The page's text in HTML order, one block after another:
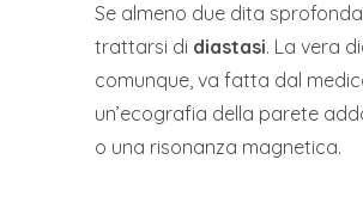
Se almeno due dita
trattarsi di diastasi. La vera
comunque, va fatta dal
un’ecografia della parete
o una risonanza magnetica.